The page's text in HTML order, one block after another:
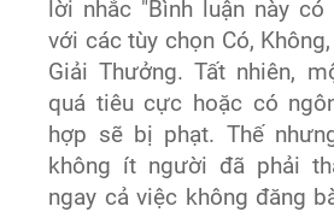
lời nhắc "Bình luận này có
với các tùy chọn Có,
Giải Thưởng. Tất nhiên,
quá tiêu cực hoặc có
hợp sẽ bị phạt. Thế
không ít người đã phải
ngay cả việc không đăng